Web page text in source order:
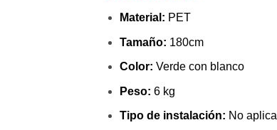
Material: PET
Tamaño: 180cm
Color: Verde con blanco
Peso: 6 kg
Tipo de instalación: No aplica